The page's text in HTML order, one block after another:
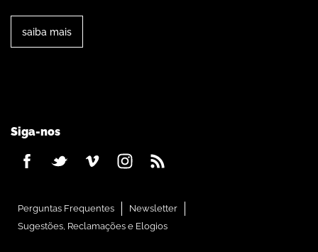
saiba mais
Siga-nos
Perguntas Frequentes
Newsletter
Sugestões, Reclamações e Elogios